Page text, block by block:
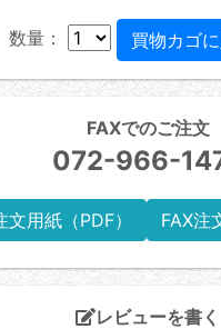
数量：
FAXでのご注文
072-966-
文用紙（PDF） FAX注
レビューを書く